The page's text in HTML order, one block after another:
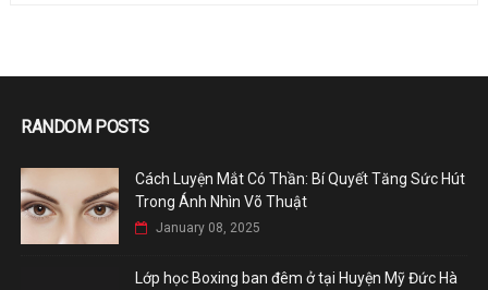
RANDOM POSTS
Cách Luyện Mắt Có Thần: Bí Quyết Tăng Sức Hút
Trong Ánh Nhìn Võ Thuật
January 08, 2025
Lớp học Boxing ban đêm ở tại Huyện Mỹ Đức Hà